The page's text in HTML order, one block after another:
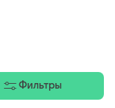
Фильтры